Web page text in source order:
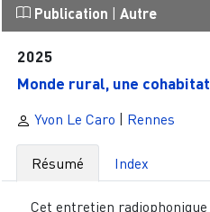
Publication | Autre
2025
Monde rural, une
Yvon Le Caro | Rennes
Résumé Index
Cet entretien